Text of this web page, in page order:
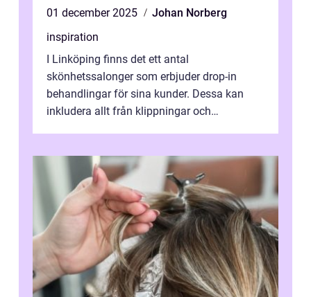
01 december 2025
Johan Norberg
inspiration
I Linköping finns det ett antal
skönhetssalonger som erbjuder drop-in
behandlingar för sina kunder. Dessa kan
inkludera allt från klippningar och